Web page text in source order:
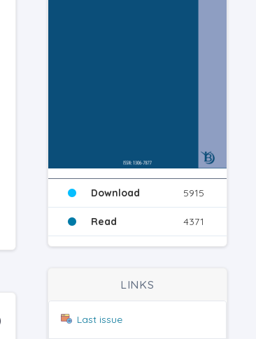
Download 5915
Read 4371
LINKS
Last issue